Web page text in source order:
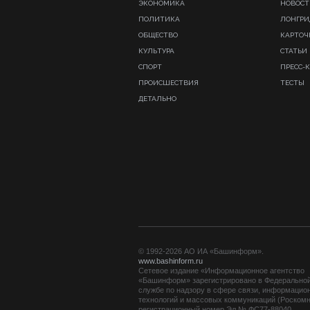
ЭКОНОМИКА
ПОЛИТИКА
ОБЩЕСТВО
КУЛЬТУРА
СПОРТ
ПРОИСШЕСТВИЯ
ДЕТАЛЬНО
СТАТЬИ
ПРЕСС-
ТЕСТЫ
© 1992-2026 АО ИА «Башинформ».
www.bashinform.ru
Сетевое издание «Информационное агентство
«Башинформ» зарегистрировано в
службе по надзору в сфере связи,
технологий и массовых коммуникаций